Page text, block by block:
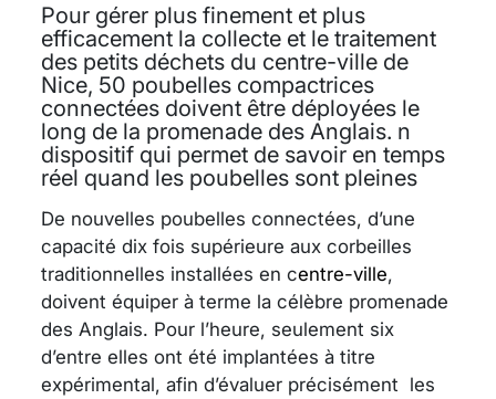
Pour gérer plus finement et plus
efficacement la collecte et le traitement
des petits déchets du centre-ville de
Nice, 50 poubelles compactrices
connectées doivent être déployées le
long de la promenade des Anglais. n
dispositif qui permet de savoir en temps
réel quand les poubelles sont pleines
De nouvelles poubelles connectées, d’une
capacité dix fois supérieure aux corbeilles
traditionnelles installées en centre-ville,
doivent équiper à terme la célèbre promenade
des Anglais. Pour l’heure, seulement six
d’entre elles ont été implantées à titre
expérimental, afin d’évaluer précisément les